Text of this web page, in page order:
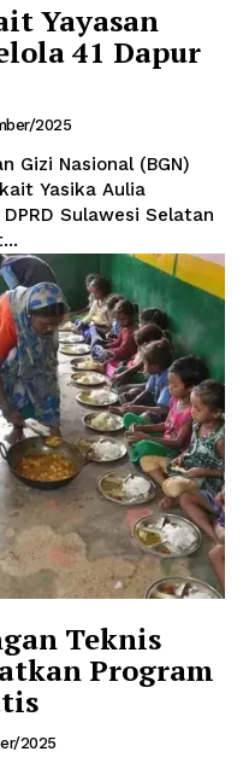
Yayasan
41 Dapur
2025
Gizi Nasional (BGN)
Yasika Aulia
Sulawesi Selatan
Teknis
Program
2025